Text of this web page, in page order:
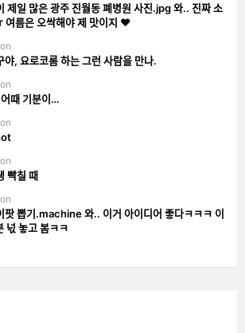
제일 많은 광주 진월동 폐병원 사진.jpg 와.. 진짜 소
오싹해야 제 맛이지 ❤️
요로코롬 하는 그런 사람을 만나.
기분이…
빡칠 때
뽑기.machine 와.. 이거 아이디어 좋다ㅋㅋㅋ 이
넋 놓고 봄ㅋㅋ